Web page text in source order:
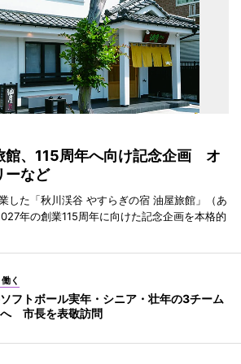
館、115周年へ向け記念企画 オ
ーなど
した「秋川渓谷 やすらぎの宿 油屋旅館」（あ
年の創業115周年に向けた記念企画を本格的
く
フトボール実年・シニア・壮年の3チーム
市長を表敬訪問